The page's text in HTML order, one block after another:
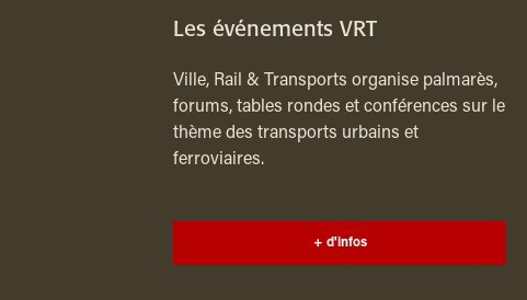
Les événements VRT
Ville, Rail & Transports organise palmarès,
forums, tables rondes et conférences sur le
thème des transports urbains et
ferroviaires.
+ d'infos